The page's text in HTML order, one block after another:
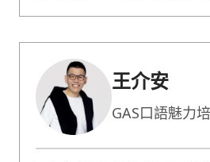
務結合，讓學員能夠學以致用
全英文授課經驗，並在多家企
王介安
GAS口語魅力